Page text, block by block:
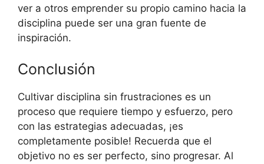
ver a otros emprender su propio camino hacia la
disciplina puede ser una gran fuente de
inspiración.
Conclusión
Cultivar disciplina sin frustraciones es un
proceso que requiere tiempo y esfuerzo, pero
con las estrategias adecuadas, ¡es
completamente posible! Recuerda que el
objetivo no es ser perfecto, sino progresar. Al